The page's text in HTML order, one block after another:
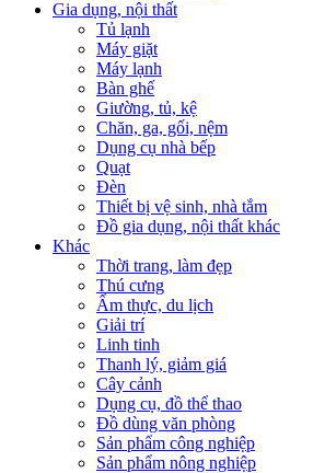
Gia dụng, nội thất
Tủ lạnh
Máy giặt
Máy lạnh
Bàn ghế
Giường, tủ, kệ
Chăn, ga, gối, nệm
Dụng cụ nhà bếp
Quạt
Đèn
Thiết bị vệ sinh, nhà tắm
Đồ gia dụng, nội thất khác
Khác
Thời trang, làm đẹp
Thú cưng
Ẩm thực, du lịch
Giải trí
Linh tinh
Thanh lý, giảm giá
Cây cảnh
Dụng cụ, đồ thể thao
Đồ dùng văn phòng
Sản phẩm công nghiệp
Sản phẩm nông nghiệp